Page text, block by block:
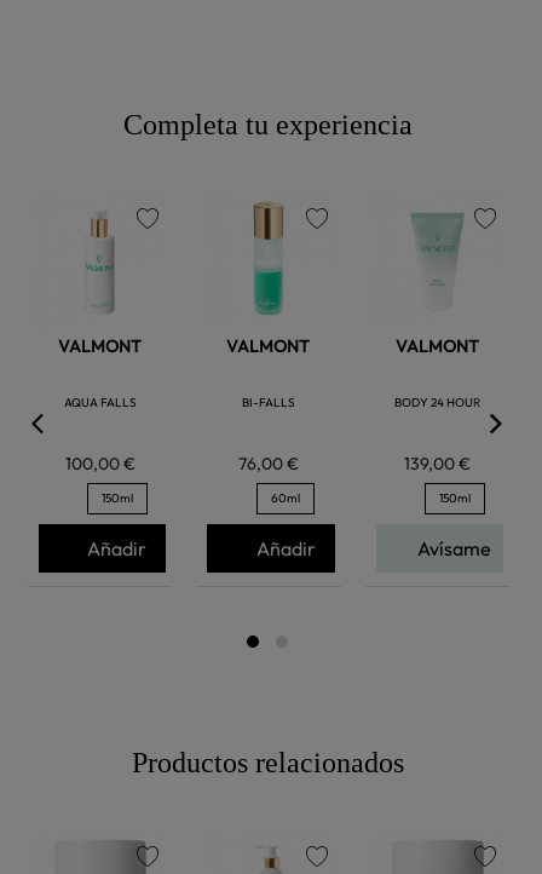
Completa tu experiencia
VALMONT
AQUA FALLS
100,00 €
150ml
Añadir
VALMONT
BI-FALLS
76,00 €
60ml
Añadir
VALMONT
BODY 24 HOUR
139,00 €
150ml
Avísame
Productos relacionados